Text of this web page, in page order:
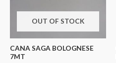
OUT OF STOCK
CANA SAGA BOLOGNESE
7MT